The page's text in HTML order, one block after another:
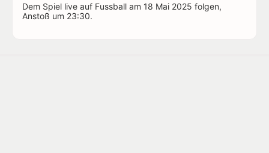
Dem Spiel live auf Fussball am 18 Mai 2025 folgen,
Anstoß um 23:30.